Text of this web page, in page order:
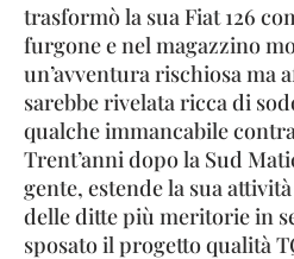
trasformò la sua Fiat 126
furgone e nel magazzino
un’avventura rischiosa ma
sarebbe rivelata ricca di
qualche immancabile
Trent’anni dopo la Sud
gente, estende la sua
delle ditte più meritorie in
sposato il progetto qualità